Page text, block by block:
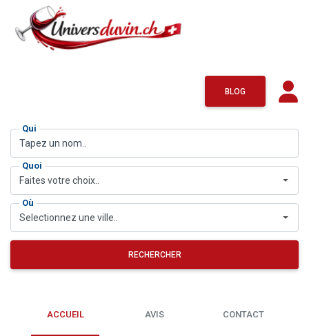
BLOG
Qui
Quoi
Faites votre choix..
Où
Selectionnez une ville..
RECHERCHER
ACCUEIL AVIS CONTACT